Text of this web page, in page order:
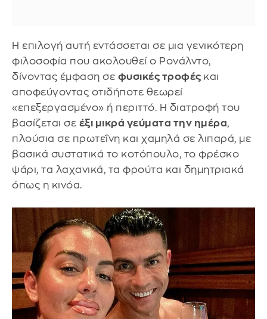
Η επιλογή αυτή εντάσσεται σε μια γενικότερη
φιλοσοφία που ακολουθεί ο Ρονάλντο,
δίνοντας έμφαση σε φυσικές τροφές και
αποφεύγοντας οτιδήποτε θεωρεί
«επεξεργασμένο» ή περιττό. Η διατροφή του
βασίζεται σε έξι μικρά γεύματα την ημέρα,
πλούσια σε πρωτεΐνη και χαμηλά σε λιπαρά, με
βασικά συστατικά το κοτόπουλο, το φρέσκο
ψάρι, τα λαχανικά, τα φρούτα και δημητριακά
όπως η κινόα.